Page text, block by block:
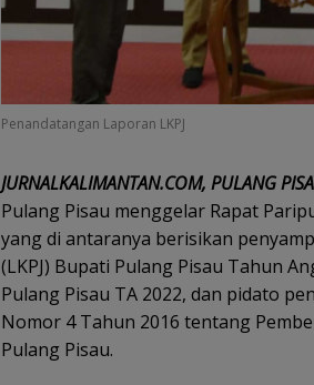
Penandatangan Laporan LKPJ
JURNALKALIMANTAN.COM, PULANG
Pulang Pisau menggelar Rapat
yang di antaranya berisikan
(LKPJ) Bupati Pulang Pisau Tahun
Pulang Pisau TA 2022, dan pidato
Nomor 4 Tahun 2016 tentang
Pulang Pisau.